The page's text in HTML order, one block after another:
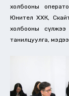
холбооны
Юнител ХХК,
холбооны сүлжээ
танилцуулга,